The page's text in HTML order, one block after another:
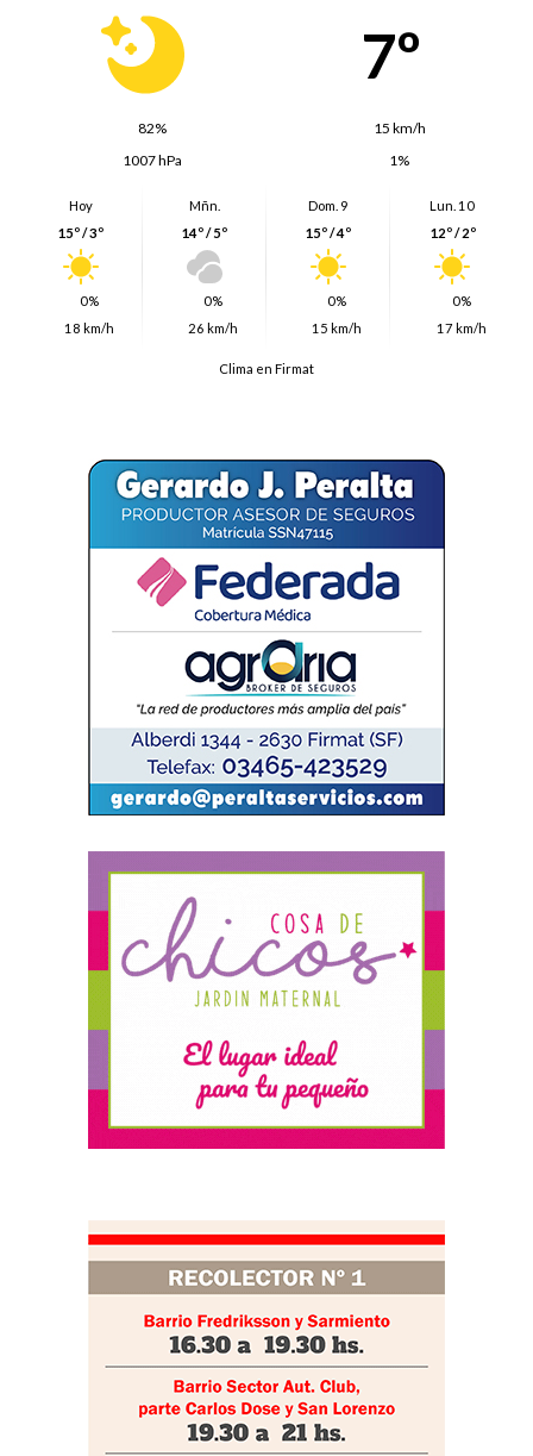
7º
82%
15 km/h
1007 hPa
1%
Hoy
15º / 3º
0%
18 km/h
Mñn.
14º / 5º
0%
26 km/h
Dom. 9
15º / 4º
0%
15 km/h
Lun. 10
12º / 2º
0%
17 km/h
Clima en Firmat